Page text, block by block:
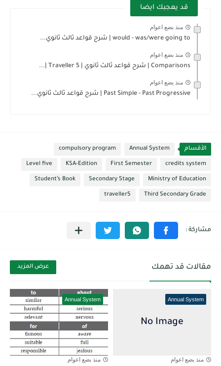
قد يعجبك ايضا
منذ بضع اعوام
would - was/were going to | شرح قواعد ثالث ثانوي...
منذ بضع اعوام
Comparisons | شرح قواعد ثالث ثانوي | Traveller 5 |...
منذ بضع اعوام
Past Simple - Past Progressive | شرح قواعد ثالث ثانوي...
الأقسام Annual System
compulsory program
credits system
First Semester
KSA-Edition
Level five
Ministry of Education
Secondary Stage
Student’s Book
Third Secondary Grade
traveller5
مقالات قد تهمك عرض المزيد
Annual System
منذ بضع اعوام
Annual System
منذ بضع اعوام